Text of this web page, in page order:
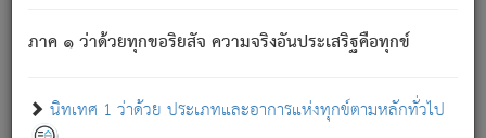
ภาค ๑ ว่าด้วยทุกขอริยสัจ ความจริงอันประเสริฐคือทุกข์
นิทเทศ 1 ว่าด้วย ประเภทและอาการแห่งทุกข์ตามหลักทั่วไป
ภพ ว่ามีได้เพราะวิภพ[2]: เรากล่าวว่า สมณะหรือพราหมณ์ทั้ง
ปวงนั้น ก็ยังสลัดภพออกไปไม่ได้.
ก็ทุกข์นี้มีขึ้น เพราะอาศัยซึ่งอุปธิทั้งปวง.
เพราะความสิ้นไปแห่งอุปาทานทั้งปวง ความเกิดขึ้นแห่ง